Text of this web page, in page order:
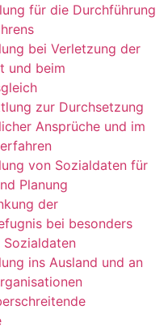
für die Durchführung
bei Verletzung der
und beim
zur Durchsetzung
Ansprüche und im
von Sozialdaten für
Planung
der
bei besonders
ins Ausland und an